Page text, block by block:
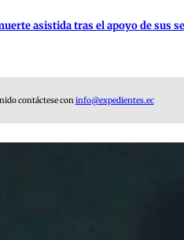
asistida tras el apoyo de sus
contáctese con info@expedientes.ec